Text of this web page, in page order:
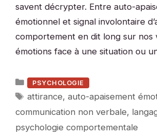
savent décrypter. Entre auto-
émotionnel et signal involontaire
comportement en dit long sur nos
émotions face à une situation ou
Catégories
PSYCHOLOGIE
Étiquettes
attirance,auto-apaisement
communication non verbale,
psychologie comportementale